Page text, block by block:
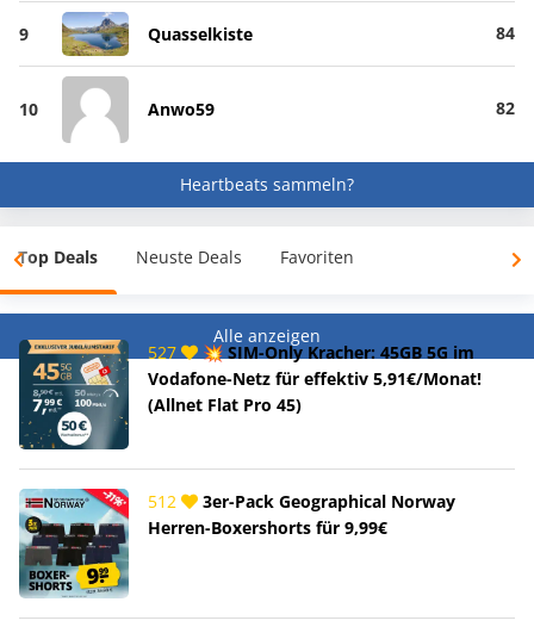
9 Quasselkiste 84
10 Anwo59 82
Heartbeats sammeln?
Top Deals Neuste Deals Favoriten
Alle anzeigen
527
💥 SIM-Only Kracher: 45GB 5G im
Vodafone-Netz für effektiv 5,91€/Monat!
(Allnet Flat Pro 45)
512
3er-Pack Geographical Norway
Herren-Boxershorts für 9,99€